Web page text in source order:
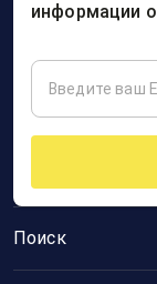
Поиск
информации